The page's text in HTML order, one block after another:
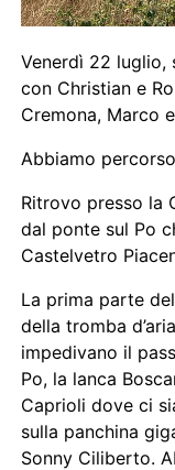
Venerdì 22 luglio,
con Christian e
Cremona, Marco
Abbiamo
Ritrovo presso la
dal ponte sul Po
Castelvetro
La prima parte
della tromba
impedivano il
Po, la lanca
Caprioli dove ci
sulla panchina
Sonny Ciliberto.